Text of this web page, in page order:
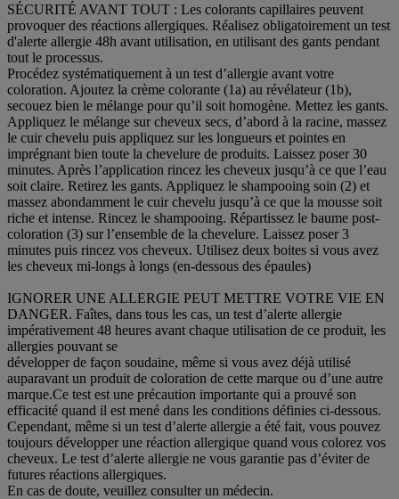
SÉCURITÉ AVANT TOUT : Les colorants capillaires peuvent
provoquer des réactions allergiques. Réalisez obligatoirement un test
d'alerte allergie 48h avant utilisation, en utilisant des gants pendant
tout le processus.
Procédez systématiquement à un test d’allergie avant votre
coloration. Ajoutez la crème colorante (1a) au révélateur (1b),
secouez bien le mélange pour qu’il soit homogène. Mettez les gants.
Appliquez le mélange sur cheveux secs, d’abord à la racine, massez
le cuir chevelu puis appliquez sur les longueurs et pointes en
imprégnant bien toute la chevelure de produits. Laissez poser 30
minutes. Après l’application rincez les cheveux jusqu’à ce que l’eau
soit claire. Retirez les gants. Appliquez le shampooing soin (2) et
massez abondamment le cuir chevelu jusqu’à ce que la mousse soit
riche et intense. Rincez le shampooing. Répartissez le baume post-
coloration (3) sur l’ensemble de la chevelure. Laissez poser 3
minutes puis rincez vos cheveux. Utilisez deux boites si vous avez
les cheveux mi-longs à longs (en-dessous des épaules)
IGNORER UNE ALLERGIE PEUT METTRE VOTRE VIE EN
DANGER. Faîtes, dans tous les cas, un test d’alerte allergie
impérativement 48 heures avant chaque utilisation de ce produit, les
allergies pouvant se
développer de façon soudaine, même si vous avez déjà utilisé
auparavant un produit de coloration de cette marque ou d’une autre
marque.Ce test est une précaution importante qui a prouvé son
efficacité quand il est mené dans les conditions définies ci-dessous.
Cependant, même si un test d’alerte allergie a été fait, vous pouvez
toujours développer une réaction allergique quand vous colorez vos
cheveux. Le test d’alerte allergie ne vous garantie pas d’éviter de
futures réactions allergiques.
En cas de doute, veuillez consulter un médecin.